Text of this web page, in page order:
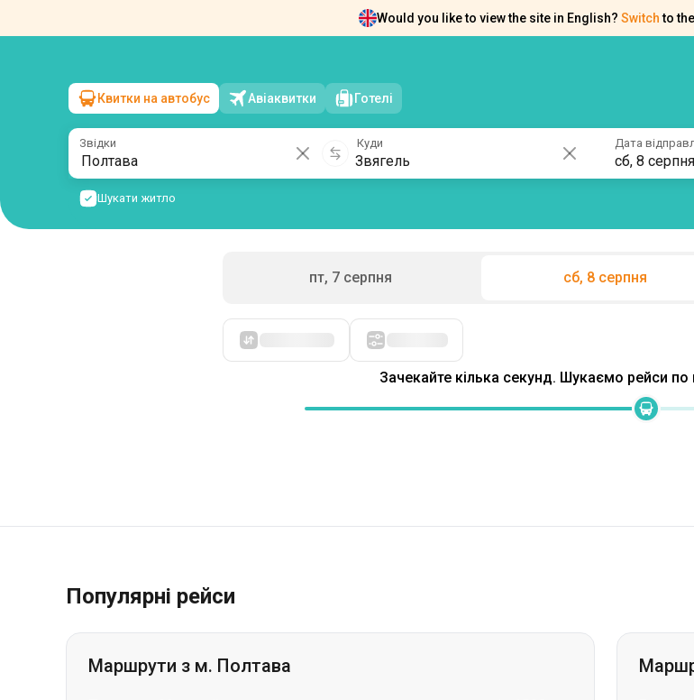
Would you like to view the site in English? Switch to
Полтава→Звягель
сб, 8 серпня/1 пасажир
Квитки на автобус Авіаквитки Готелі
Звідки Куди Дата
сб, 8 серпня
Шукати житло
пт, 7 серпня сб, 8 серпня
Спочатку дешеві
Полтава Миколаївка
Полтава- Лозова
Лозова